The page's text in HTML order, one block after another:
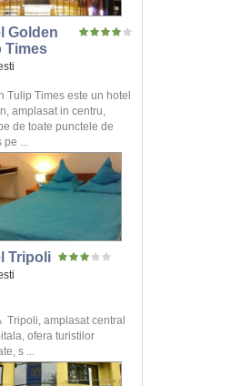
Golden
Times
Tulip Times este un hotel
amplasat in centru,
de toate punctele de
pe ...
Tripoli
Tripoli, amplasat central
ofera turistilor
s ...